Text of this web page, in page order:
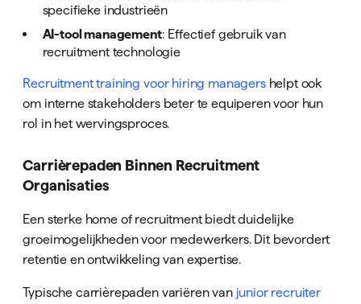
specifieke industrieën
AI-tool management: Effectief gebruik van
recruitment technologie
Recruitment training voor hiring managershelpt ook
om interne stakeholders beter te equiperen voor hun
rol in het wervingsproces.
Carrièrepaden Binnen Recruitment
Organisaties
Een sterke home of recruitment biedt duidelijke
groeimogelijkheden voor medewerkers. Dit bevordert
retentie en ontwikkeling van expertise.
Typische carrièrepaden variëren van junior recruiter